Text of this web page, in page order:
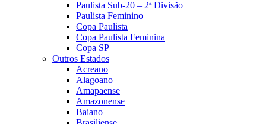
Paulista Sub-20 – 2ª Divisão
Paulista Feminino
Copa Paulista
Copa Paulista Feminina
Copa SP
Outros Estados
Acreano
Alagoano
Amapaense
Amazonense
Baiano